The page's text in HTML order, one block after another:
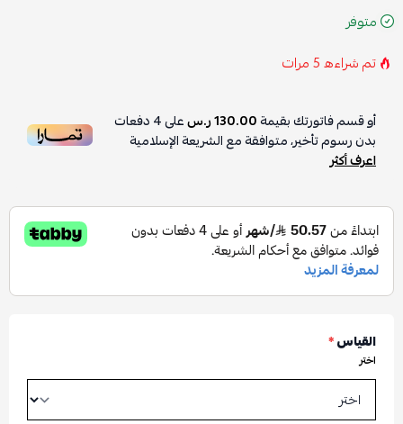
متوفر
تم شراءه5مرات
أو قسم فاتورتك بقيمة130.00 ر.س على4دفعات
بدون رسوم تأخير، متوافقة مع الشريعة الإسلامية
اعرف أكثر
القياس*
اختر